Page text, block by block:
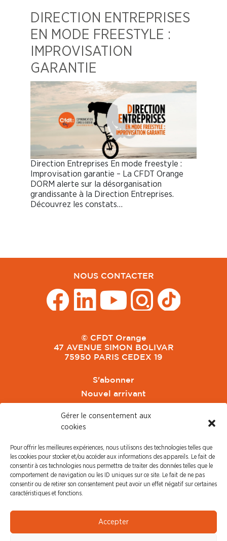
Gérer le consentement aux
cookies
Pour offrir les meilleures expériences, nous utilisons des technologies telles que
les cookies pour stocker et/ou accéder aux informations des appareils. Le fait de
consentir à ces technologies nous permettra de traiter des données telles que le
comportement de navigation ou les ID uniques sur ce site. Le fait de ne pas
consentir ou de retirer son consentement peut avoir un effet négatif sur certaines
caractéristiques et fonctions.
Accepter
DIRECTION ENTREPRISES
EN MODE FREESTYLE :
IMPROVISATION
GARANTIE
Direction Entreprises En mode freestyle :
Improvisation garantie – La CFDT Orange
DORM alerte sur la désorganisation
grandissante à la Direction Entreprises.
Découvrez les constats…
NOUS CONTACTER
© CFDT Orange
47 AVENUE SIMON BOLIVAR
75950 PARIS CEDEX 19
S'abonner
Nouvel arrivant
CFDT Cadres
CFDT Retraités
L'UFFA
PRESSE
Communiqué de Presse